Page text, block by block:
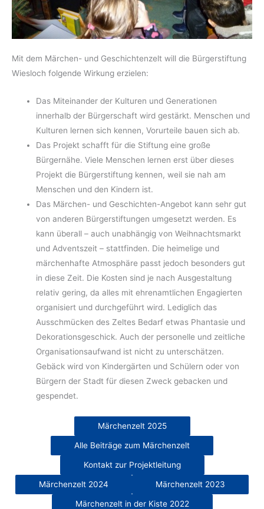
Mit dem Märchen- und Geschichtenzelt will die Bürgerstiftung
Wiesloch folgende Wirkung erzielen:
Das Miteinander der Kulturen und Generationen
innerhalb der Bürgerschaft wird gestärkt. Menschen und
Kulturen lernen sich kennen, Vorurteile bauen sich ab.
Das Projekt schafft für die Stiftung eine große
Bürgernähe. Viele Menschen lernen erst über dieses
Projekt die Bürgerstiftung kennen, weil sie nah am
Menschen und den Kindern ist.
Das Märchen- und Geschichten-Angebot kann sehr gut
von anderen Bürgerstiftungen umgesetzt werden. Es
kann überall – auch unabhängig von Weihnachtsmarkt
und Adventszeit – stattfinden. Die heimelige und
märchenhafte Atmosphäre passt jedoch besonders gut
in diese Zeit. Die Kosten sind je nach Ausgestaltung
relativ gering, da alles mit ehrenamtlichen Engagierten
organisiert und durchgeführt wird. Lediglich das
Ausschmücken des Zeltes Bedarf etwas Phantasie und
Dekorationsgeschick. Auch der personelle und zeitliche
Organisationsaufwand ist nicht zu unterschätzen.
Gebäck wird von Kindergärten und Schülern oder von
Bürgern der Stadt für diesen Zweck gebacken und
gespendet.
Märchenzelt 2025
Alle Beiträge zum Märchenzelt
Kontakt zur Projektleitung
Märchenzelt 2024 Märchenzelt 2023
Märchenzelt in der Kiste 2022